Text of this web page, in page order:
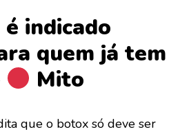
indicado
quem já tem
Mito
que o botox só deve ser